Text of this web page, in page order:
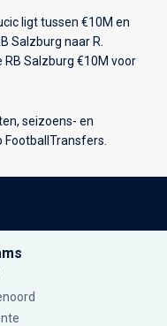
ligt tussen €10M en
Salzburg naar R.
RB Salzburg €10M voor
seizoens- en